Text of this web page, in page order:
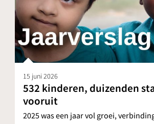
15 juni 2026
532 kinderen, duizenden
vooruit
2025 was een jaar vol groei,